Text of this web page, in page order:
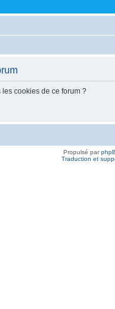
cookies de ce forum ?
Propulsé par
Traduction et